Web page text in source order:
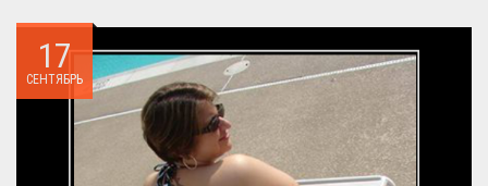
всегда...
17
СЕНТЯБРЬ